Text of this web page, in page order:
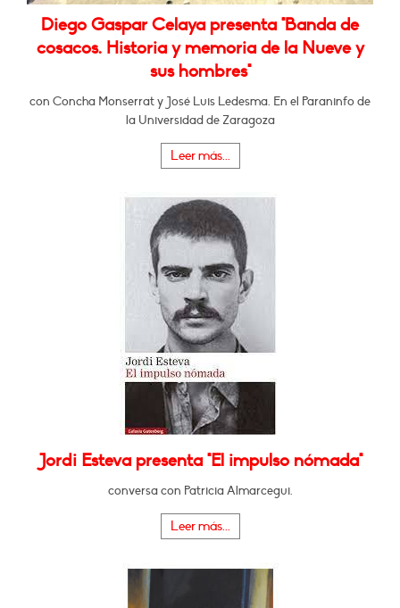
Diego Gaspar Celaya presenta "Banda de
cosacos. Historia y memoria de la Nueve y
sus hombres"
con Concha Monserrat y José Luis Ledesma. En el Paraninfo de
la Universidad de Zaragoza
Leer más...
Jordi Esteva presenta "El impulso nómada"
conversa con Patricia Almarcegui.
Leer más...